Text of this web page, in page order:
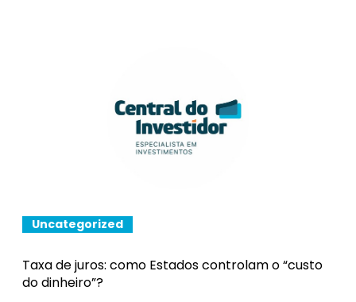
Uncategorized
Taxa de juros: como Estados controlam o “custo
do dinheiro”?